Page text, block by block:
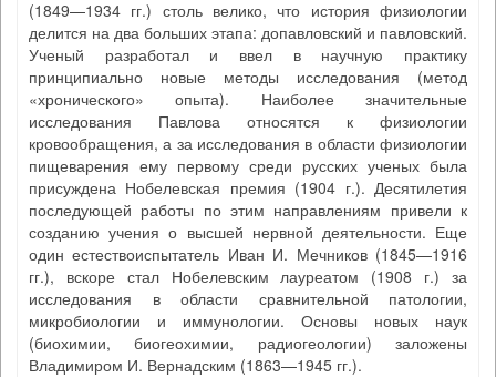
(1849—1934 гг.) столь велико, что история физиологии
делится на два больших этапа: допавловский и павловский.
Ученый разработал и ввел в научную практику
принципиально новые методы исследования (метод
«хронического» опыта). Наиболее значительные
исследования Павлова относятся к физиологии
кровообращения, а за исследования в области физиологии
пищеварения ему первому среди русских ученых была
присуждена Нобелевская премия (1904 г.). Десятилетия
последующей работы по этим направлениям привели к
созданию учения о высшей нервной деятельности. Еще
один естествоиспытатель Иван И. Мечников (1845—1916
гг.), вскоре стал Нобелевским лауреатом (1908 г.) за
исследования в области сравнительной патологии,
микробиологии и иммунологии. Основы новых наук
(биохимии, биогеохимии, радиогеологии) заложены
Владимиром И. Вернадским (1863—1945 гг.).